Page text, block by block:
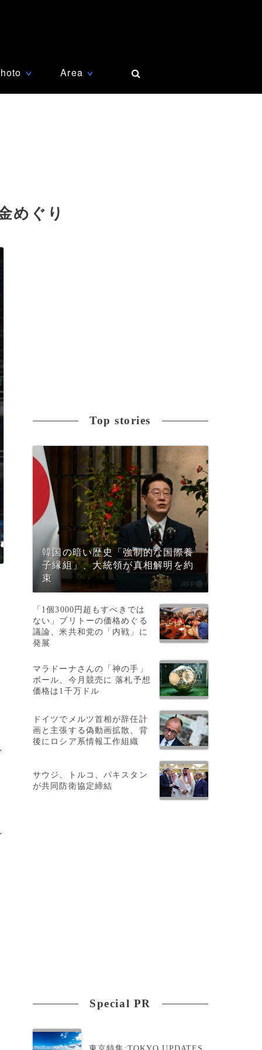
∨ Area ∨
めぐり
Top stories
韓国の暗い歴史「強制的な国際養
子縁組」、大統領が真相解明を約
束
「1個3000円超もすべきでは
ない」ブリトーの価格めぐる
議論、米共和党の「内戦」に
発展
マラドーナさんの「神の手」
ボール、今月競売に 落札予想
価格は1千万ドル
ドイツでメルツ首相が辞任計
画と主張する偽動画拡散、背
後にロシア系情報工作組織
サウジ、トルコ、パキスタン
が共同防衛協定締結
Special PR
東京特集:TOKYO UPDATES